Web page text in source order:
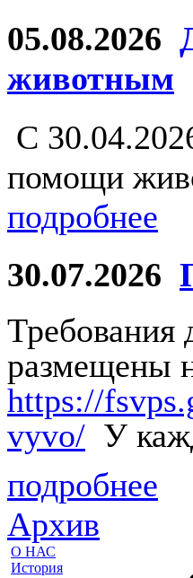
05.08.2026
животным
С
помощи
подробнее
30.07.2026
Требования
размещены
https://
vyvo/ У
подробнее
Архив
О НАС
История